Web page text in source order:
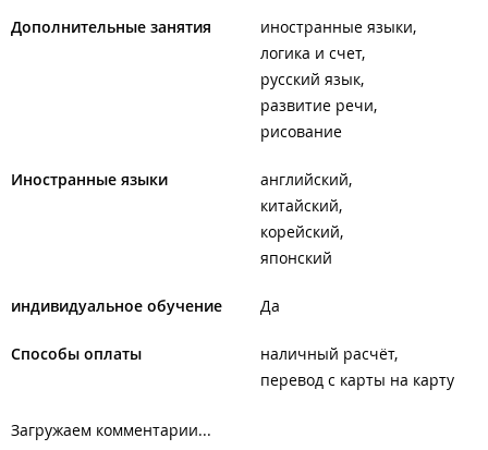
Дополнительные занятия
иностранные языки
логика и счет
русский язык
развитие речи
рисование
Иностранные языки
английский
китайский
корейский
японский
индивидуальное обучение Да
Способы оплаты
наличный расчёт
перевод с карты на карту
Загружаем комментарии...